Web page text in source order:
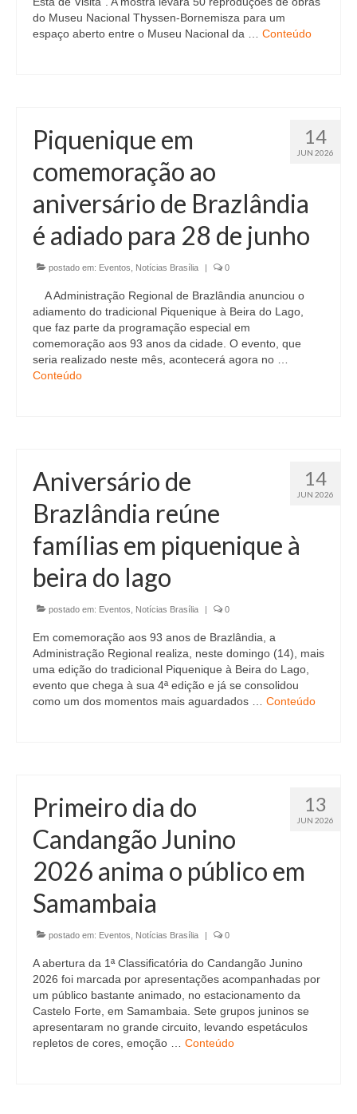
do Museu Nacional Thyssen-Bornemisza para um
espaço aberto entre o Museu Nacional da … Conteúdo
14
JUN 2026
Piquenique em
comemoração ao
aniversário de Brazlândia
é adiado para 28 de junho
postado em: Eventos Notícias Brasília | 0
A Administração Regional de Brazlândia anunciou o
adiamento do tradicional Piquenique à Beira do Lago,
que faz parte da programação especial em
comemoração aos 93 anos da cidade. O evento, que
seria realizado neste mês, acontecerá agora no …
Conteúdo
14
JUN 2026
Aniversário de
Brazlândia reúne
famílias em piquenique à
beira do lago
postado em: Eventos Notícias Brasília | 0
Em comemoração aos 93 anos de Brazlândia, a
Administração Regional realiza, neste domingo (14), mais
uma edição do tradicional Piquenique à Beira do Lago,
evento que chega à sua 4ª edição e já se consolidou
como um dos momentos mais aguardados … Conteúdo
13
JUN 2026
Primeiro dia do
Candangão Junino
2026 anima o público em
Samambaia
postado em: Eventos Notícias Brasília | 0
A abertura da 1ª Classificatória do Candangão Junino
2026 foi marcada por apresentações acompanhadas por
um público bastante animado, no estacionamento da
Castelo Forte, em Samambaia. Sete grupos juninos se
apresentaram no grande circuito, levando espetáculos
repletos de cores, emoção … Conteúdo